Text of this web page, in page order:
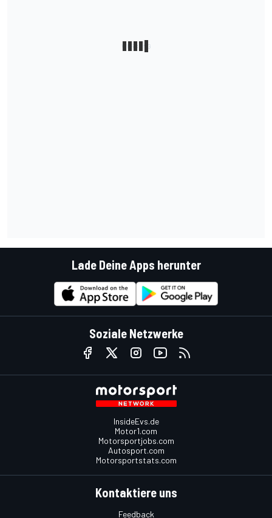
Lade Deine Apps herunter
Soziale Netzwerke
InsideEvs.de
Motor1.com
Motorsportjobs.com
Autosport.com
Motorsportstats.com
Kontaktiere uns
Feedback